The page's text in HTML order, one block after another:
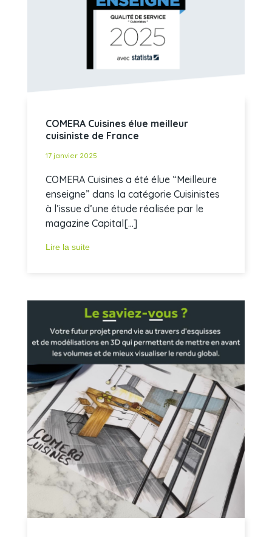
COMERA Cuisines élue meilleur
cuisiniste de France
17 janvier 2025
COMERA Cuisines a été élue “Meilleure
enseigne” dans la catégorie Cuisinistes
à l’issue d’une étude réalisée par le
magazine Capital[...]
Lire la suite